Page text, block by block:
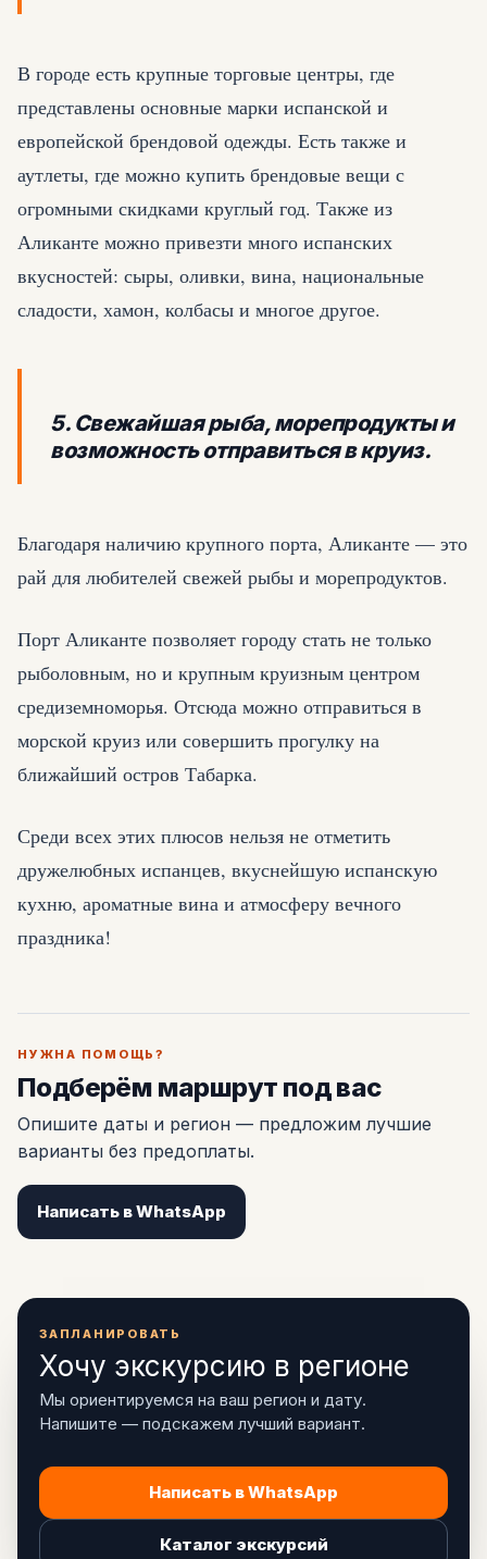
В городе есть крупные торговые центры, где
представлены основные марки испанской и
европейской брендовой одежды. Есть также и
аутлеты, где можно купить брендовые вещи с
огромными скидками круглый год. Также из
Аликанте можно привезти много испанских
вкусностей: сыры, оливки, вина, национальные
сладости, хамон, колбасы и многое другое.
5. Свежайшая рыба, морепродукты и
возможность отправиться в круиз.
Благодаря наличию крупного порта, Аликанте — это
рай для любителей свежей рыбы и морепродуктов.
Порт Аликанте позволяет городу стать не только
рыболовным, но и крупным круизным центром
средиземноморья. Отсюда можно отправиться в
морской круиз или совершить прогулку на
ближайший остров Табарка.
Среди всех этих плюсов нельзя не отметить
дружелюбных испанцев, вкуснейшую испанскую
кухню, ароматные вина и атмосферу вечного
праздника!
НУЖНА ПОМОЩЬ?
Подберём маршрут под вас
Опишите даты и регион — предложим лучшие
варианты без предоплаты.
Написать в WhatsApp
ЗАПЛАНИРОВАТЬ
Хочу экскурсию в регионе
Мы ориентируемся на ваш регион и дату.
Напишите — подскажем лучший вариант.
Написать в WhatsApp
Каталог экскурсий